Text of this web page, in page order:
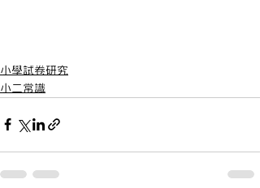
小學試卷研究
小二常識